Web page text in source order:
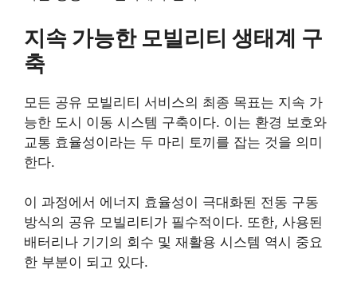
지속 가능한 모빌리티 생태계 구
축
모든 공유 모빌리티 서비스의 최종 목표는 지속 가
능한 도시 이동 시스템 구축이다. 이는 환경 보호와
교통 효율성이라는 두 마리 토끼를 잡는 것을 의미
한다.
이 과정에서 에너지 효율성이 극대화된 전동 구동
방식의 공유 모빌리티가 필수적이다. 또한, 사용된
배터리나 기기의 회수 및 재활용 시스템 역시 중요
한 부분이 되고 있다.